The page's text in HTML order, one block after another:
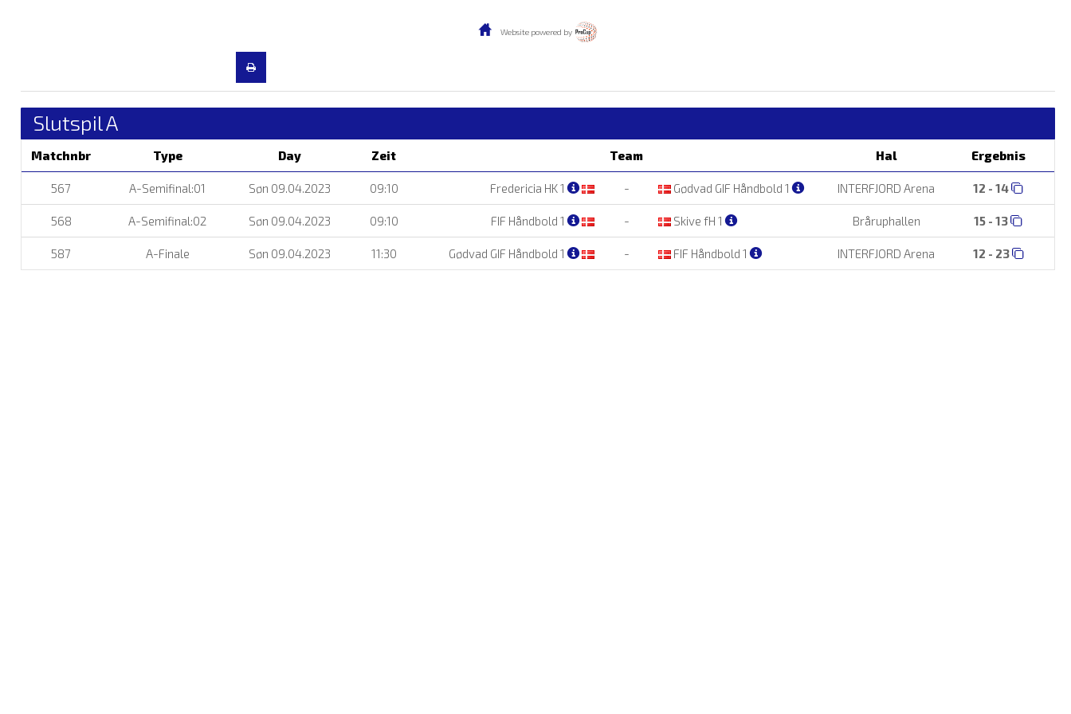
Website powered by
Slutspil A
Matchnbr Type Day Zeit Team Hal Ergebnis
567 A-Semifinal:01 Søn 09.04.2023 09:10 Fredericia HK 1 - Gødvad GIF Håndbold 1 INTERFJORD Arena 12 - 14
568 A-Semifinal:02 Søn 09.04.2023 09:10 FIF Håndbold 1 - Skive fH 1 Bråruphallen 15 - 13
587 A-Finale Søn 09.04.2023 11:30 Gødvad GIF Håndbold 1 - FIF Håndbold 1 INTERFJORD Arena 12 - 23